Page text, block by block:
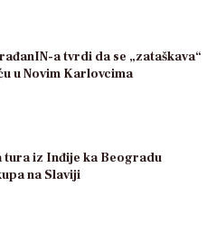
a tvrdi da se „zataškava“
u Novim Karlovcima
tura iz Inđije ka Beogradu
na Slaviji